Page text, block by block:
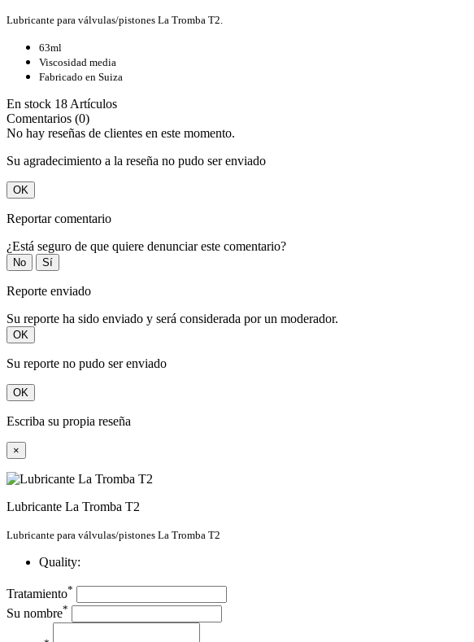
Lubricante para válvulas/pistones La Tromba T2.
63ml
Viscosidad media
Fabricado en Suiza
En stock 18 Artículos
Comentarios (0)
No hay reseñas de clientes en este momento.
Su agradecimiento a la reseña no pudo ser enviado
OK
Reportar comentario
¿Está seguro de que quiere denunciar este comentario?
No Sí
Reporte enviado
Su reporte ha sido enviado y será considerada por un moderador.
OK
Su reporte no pudo ser enviado
OK
Escriba su propia reseña
×
Lubricante La Tromba T2
Lubricante para válvulas/pistones La Tromba T2
Quality:
Tratamiento*
Su nombre*